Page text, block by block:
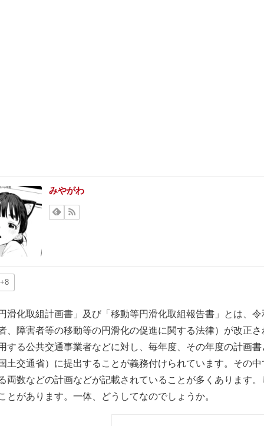
みやがわ
+8
滑化取組計画書」及び「移動等円滑化取組報告書」とは、
、障害者等の移動等の円滑化の促進に関する法律）が改正
する公共交通事業者などに対し、毎年度、その年度の計画
土交通省）に提出することが義務付けられています。その
両数などの計画などが記載されていることが多くあります
とがあります。一体、どうしてなのでしょうか。